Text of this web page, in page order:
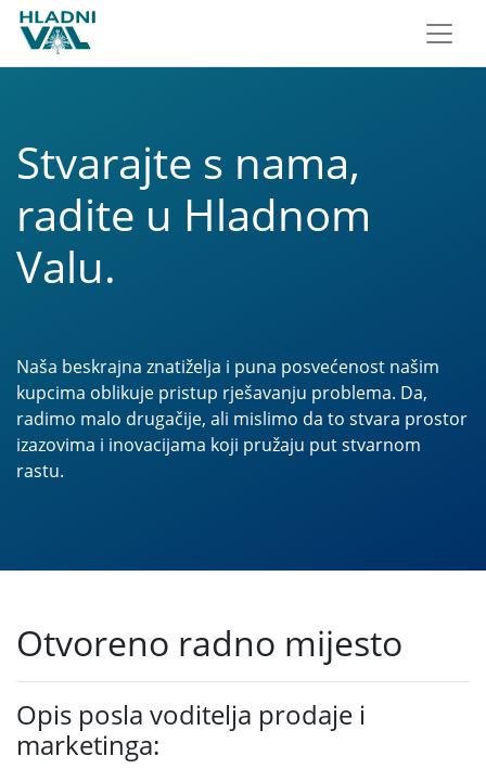
Stvarajte s nama,
radite u Hladnom
Valu.
Naša beskrajna znatiželja i puna posvećenost našim
kupcima oblikuje pristup rješavanju problema. Da,
radimo malo drugačije, ali mislimo da to stvara prostor
izazovima i inovacijama koji pružaju put stvarnom
rastu.
Otvoreno radno mijesto
Opis posla voditelja prodaje i
marketinga: